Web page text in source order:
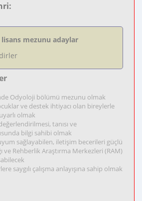
lisans mezunu adaylar
Odyoloji bölümü mezunu olmak
ve destek ihtiyacı olan bireylerle
olmak
tanısı ve
bilgi sahibi olmak
sağlayabilen, iletişim becerileri güçlü
ve Rehberlik Araştırma Merkezleri (RAM)
saygılı çalışma anlayışına sahip olmak